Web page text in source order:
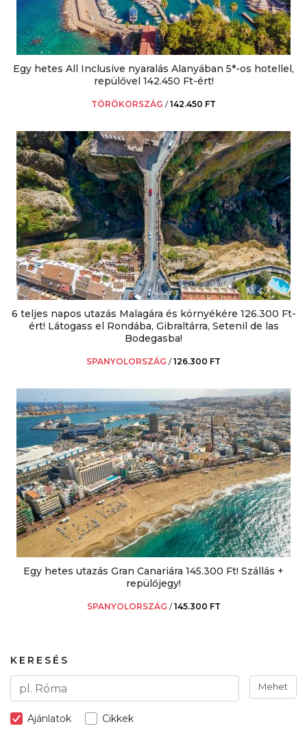
Egy hetes All Inclusive nyaralás Alanyában 5*-os hotellel,
repülővel 142.450 Ft-ért!
TÖRÖKORSZÁG /142.450 FT
6 teljes napos utazás Malagára és környékére 126.300 Ft-
ért! Látogass el Rondába, Gibraltárra, Setenil de las
Bodegasba!
SPANYOLORSZÁG /126.300 FT
Egy hetes utazás Gran Canariára 145.300 Ft! Szállás +
repülőjegy!
SPANYOLORSZÁG /145.300 FT
KERESÉS
Mehet
Ajánlatok Cikkek